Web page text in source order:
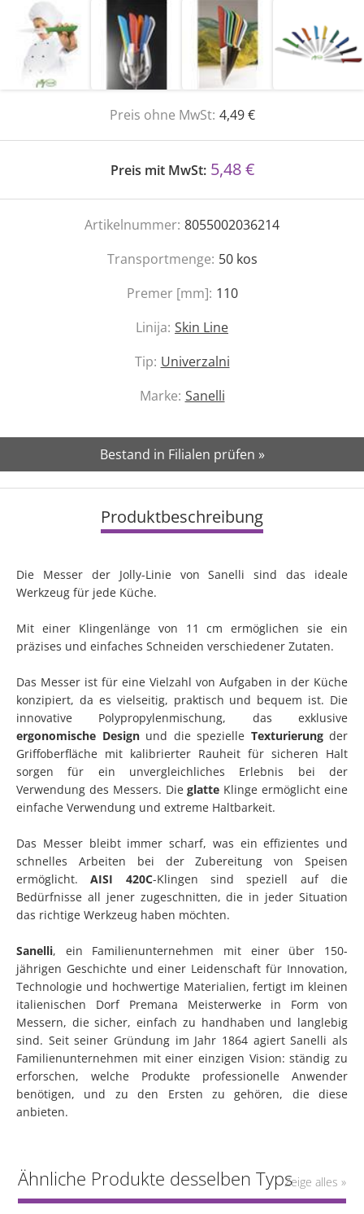
Preis ohne MwSt: 4,49 €
Preis mit MwSt: 5,48 €
Artikelnummer: 8055002036214
Transportmenge: 50 kos
Premer [mm]: 110
Linija: Skin Line
Tip: Univerzalni
Marke: Sanelli
Bestand in Filialen prüfen »
Produktbeschreibung
Die Messer der Jolly-Linie von Sanelli sind das ideale
Werkzeug für jede Küche.
Mit einer Klingenlänge von 11 cm ermöglichen sie ein
präzises und einfaches Schneiden verschiedener Zutaten.
Das Messer ist für eine Vielzahl von Aufgaben in der Küche
konzipiert, da es vielseitig, praktisch und bequem ist. Die
innovative Polypropylenmischung, das exklusive
ergonomische Designund die spezielle Texturierungder
Griffoberfläche mit kalibrierter Rauheit für sicheren Halt
sorgen für ein unvergleichliches Erlebnis bei der
Verwendung des Messers. Dieglatte Klinge ermöglicht eine
einfache Verwendung und extreme Haltbarkeit.
Das Messer bleibt immer scharf, was ein effizientes und
schnelles Arbeiten bei der Zubereitung von Speisen
ermöglicht.AISI 420C-Klingen sind speziell auf die
Bedürfnisse all jener zugeschnitten, die in jeder Situation
das richtige Werkzeug haben möchten.
Sanelli, ein Familienunternehmen mit einer über 150-
jährigen Geschichte und einer Leidenschaft für Innovation,
Technologie und hochwertige Materialien, fertigt im kleinen
italienischen Dorf Premana Meisterwerke in Form von
Messern, die sicher, einfach zu handhaben und langlebig
sind. Seit seiner Gründung im Jahr 1864 agiert Sanelli als
Familienunternehmen mit einer einzigen Vision: ständig zu
erforschen, welche Produkte professionelle Anwender
benötigen, und zu den Ersten zu gehören, die diese
anbieten.
Ähnliche Produkte desselben TypsZeige alles »